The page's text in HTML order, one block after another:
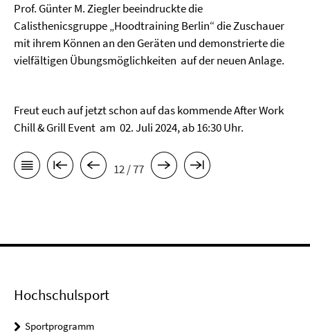
Prof. Günter M. Ziegler beeindruckte die
Calisthenicsgruppe „Hoodtraining Berlin“ die Zuschauer
mit ihrem Können an den Geräten und demonstrierte die
vielfältigen Übungsmöglichkeiten auf der neuen Anlage.
Freut euch auf jetzt schon auf das kommende After Work
Chill & Grill Event am 02. Juli 2024, ab 16:30 Uhr.
12 / 77
Hochschulsport
Sportprogramm